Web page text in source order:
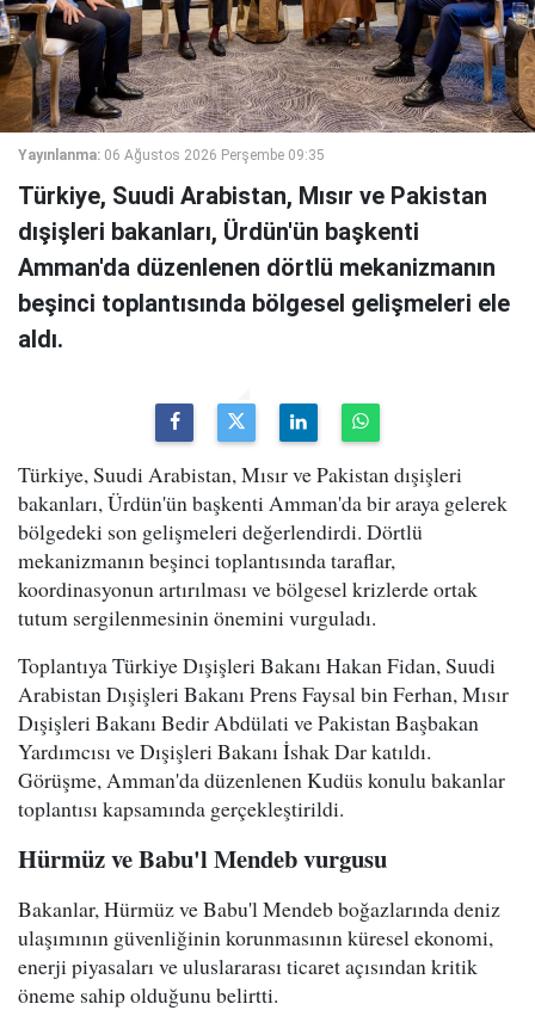
Yayınlanma: 06 Ağustos 2026 Perşembe 09:35
Türkiye, Suudi Arabistan, Mısır ve Pakistan
dışişleri bakanları, Ürdün'ün başkenti
Amman'da düzenlenen dörtlü mekanizmanın
beşinci toplantısında bölgesel gelişmeleri ele
aldı.
Türkiye, Suudi Arabistan, Mısır ve Pakistan dışişleri
bakanları, Ürdün'ün başkenti Amman'da bir araya gelerek
bölgedeki son gelişmeleri değerlendirdi. Dörtlü
mekanizmanın beşinci toplantısında taraflar,
koordinasyonun artırılması ve bölgesel krizlerde ortak
tutum sergilenmesinin önemini vurguladı.
Toplantıya Türkiye Dışişleri Bakanı Hakan Fidan, Suudi
Arabistan Dışişleri Bakanı Prens Faysal bin Ferhan, Mısır
Dışişleri Bakanı Bedir Abdülati ve Pakistan Başbakan
Yardımcısı ve Dışişleri Bakanı İshak Dar katıldı.
Görüşme, Amman'da düzenlenen Kudüs konulu bakanlar
toplantısı kapsamında gerçekleştirildi.
Hürmüz ve Babu'l Mendeb vurgusu
Bakanlar, Hürmüz ve Babu'l Mendeb boğazlarında deniz
ulaşımının güvenliğinin korunmasının küresel ekonomi,
enerji piyasaları ve uluslararası ticaret açısından kritik
öneme sahip olduğunu belirtti.